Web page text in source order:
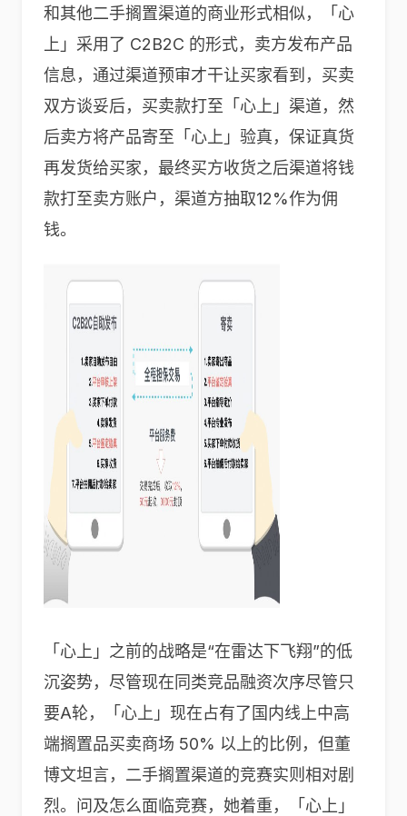
和其他二手搁置渠道的商业形式相似，「心
上」采用了 C2B2C 的形式，卖方发布产品
信息，通过渠道预审才干让买家看到，买卖
双方谈妥后，买卖款打至「心上」渠道，然
后卖方将产品寄至「心上」验真，保证真货
再发货给买家，最终买方收货之后渠道将钱
款打至卖方账户，渠道方抽取12%作为佣
钱。
「心上」之前的战略是“在雷达下飞翔”的低
沉姿势，尽管现在同类竞品融资次序尽管只
要A轮，「心上」现在占有了国内线上中高
端搁置品买卖商场 50% 以上的比例，但董
博文坦言，二手搁置渠道的竞赛实则相对剧
烈。问及怎么面临竞赛，她着重，「心上」